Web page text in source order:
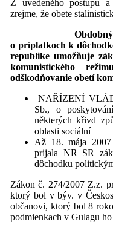
Z uvedeného postupu
zrejme, že obete
o príplatkoch k
republike umožňuje
komunistického
odškodňovanie obetí
NAŘÍZENÍ
Sb., o
některých křivd
oblasti sociální
Až 18. mája
prijala NR SR
dôchodku
Zákon č. 274/2007 Z.z.
ktorý bol v býv. v
občanovi, ktorý bol 8
podmienkach v Gulagu